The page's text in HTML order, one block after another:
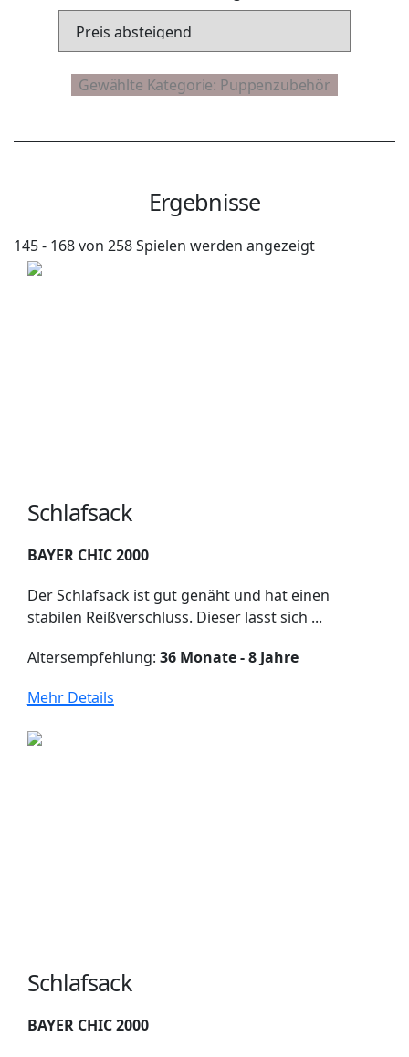
Ergebnisse
145 - 168 von 258 Spielen werden angezeigt
Schlafsack
BAYER CHIC 2000
Der Schlafsack ist gut genäht und hat einen
stabilen Reißverschluss. Dieser lässt sich ...
Altersempfehlung: 36 Monate - 8 Jahre
Mehr Details
Schlafsack
BAYER CHIC 2000